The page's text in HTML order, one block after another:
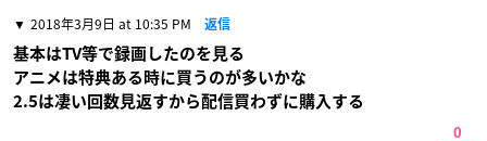
2018年3月9日 at 10:35 PM 返信
基本はTV等で録画したのを見る
アニメは特典ある時に買うのが多いかな
2.5は凄い回数見返すから配信買わずに購入する
0